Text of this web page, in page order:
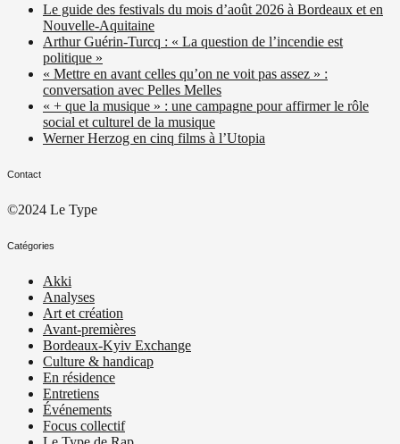
Le guide des festivals du mois d’août 2026 à Bordeaux et en
Nouvelle-Aquitaine
Arthur Guérin-Turcq : « La question de l’incendie est
politique »
« Mettre en avant celles qu’on ne voit pas assez » :
conversation avec Pelles Melles
« + que la musique » : une campagne pour affirmer le rôle
social et culturel de la musique
Werner Herzog en cinq films à l’Utopia
Contact
©2024 Le Type
Catégories
Akki
Analyses
Art et création
Avant-premières
Bordeaux-Kyiv Exchange
Culture & handicap
En résidence
Entretiens
Événements
Focus collectif